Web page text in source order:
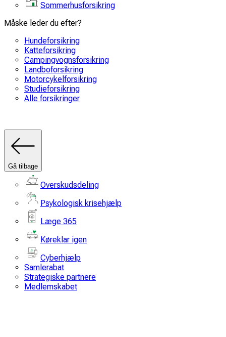
Sommerhusforsikring
Måske leder du efter?
Hundeforsikring
Katteforsikring
Campingvognsforsikring
Landboforsikring
Motorcykelforsikring
Studieforsikring
Alle forsikringer
Gå tilbage
Overskudsdeling
Psykologisk krisehjælp
Læge 365
Køreklar igen
Cyberhjælp
Samlerabat
Strategiske partnere
Medlemskabet